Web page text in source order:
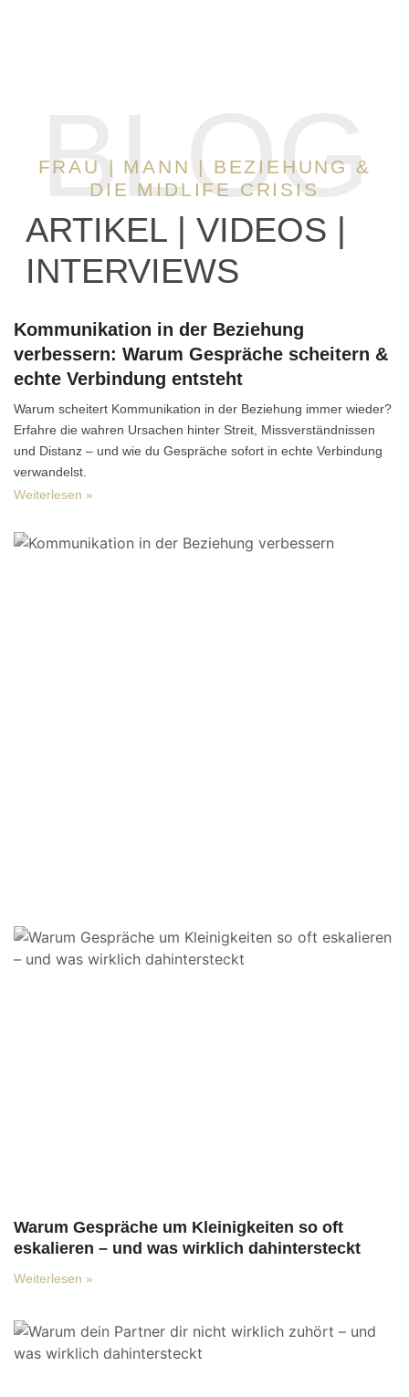
BLOG
FRAU | MANN | BEZIEHUNG &
DIE MIDLIFE CRISIS
ARTIKEL | VIDEOS |
INTERVIEWS
Kommunikation in der Beziehung
verbessern: Warum Gespräche scheitern &
echte Verbindung entsteht
Warum scheitert Kommunikation in der Beziehung immer wieder?
Erfahre die wahren Ursachen hinter Streit, Missverständnissen
und Distanz – und wie du Gespräche sofort in echte Verbindung
verwandelst.
Weiterlesen »
Warum Gespräche um Kleinigkeiten so oft
eskalieren – und was wirklich dahintersteckt
Weiterlesen »